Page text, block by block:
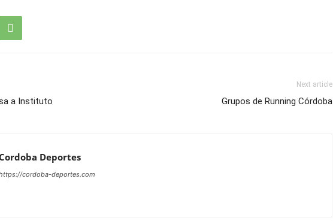
a Instituto
Next article
Grupos de Running Córdoba
Deportes
cordoba-deportes.com